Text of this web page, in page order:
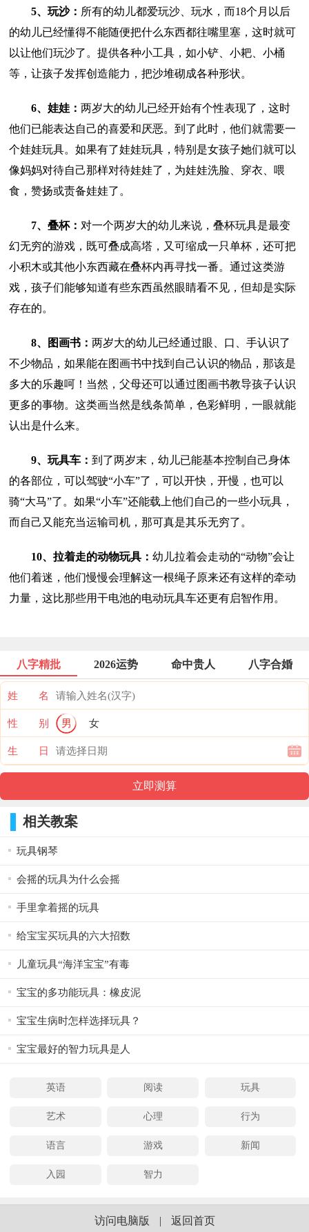
5、玩沙： 所有的幼儿都爱玩沙、玩水，而18个月以后
的幼儿已经懂得不能随便把什么东西都往嘴里塞，这时就可
以让他们玩沙了。提供各种小工具，如小铲、小耙、小桶
等，让孩子发挥创造能力，把沙堆砌成各种形状。
6、娃娃： 两岁大的幼儿已经开始有个性表现了，这时
他们已能表达自己的喜爱和厌恶。到了此时，他们就需要一
个娃娃玩具。如果有了娃娃玩具，特别是女孩子她们就可以
像妈妈对待自己那样对待娃娃了，为娃娃洗脸、穿衣、喂
食，赞扬或责备娃娃了。
7、叠杯： 对一个两岁大的幼儿来说，叠杯玩具是最变
幻无穷的游戏，既可叠成高塔，又可缩成一只单杯，还可把
小积木或其他小东西藏在叠杯内再寻找一番。通过这类游
戏，孩子们能够知道有些东西虽然眼睛看不见，但却是实际
存在的。
8、图画书： 两岁大的幼儿已经通过眼、口、手认识了
不少物品，如果能在图画书中找到自己认识的物品，那该是
多大的乐趣呵！当然，父母还可以通过图画书教导孩子认识
更多的事物。这类画当然是线条简单，色彩鲜明，一眼就能
认出是什么来。
9、玩具车： 到了两岁末，幼儿已能基本控制自己身体
的各部位，可以驾驶“小车”了，可以开快，开慢，也可以
骑“大马”了。如果“小车”还能载上他们自己的一些小玩具，
而自己又能充当运输司机，那可真是其乐无穷了。
10、拉着走的动物玩具： 幼儿拉着会走动的“动物”会让
他们着迷，他们慢慢会理解这一根绳子原来还有这样的牵动
力量，这比那些用干电池的电动玩具车还更有启智作用。
八字精批 2026运势 命中贵人 八字合婚
姓 名
性 别 男 女
生 日
相关教案
玩具钢琴
会摇的玩具为什么会摇
手里拿着摇的玩具
给宝宝买玩具的六大招数
儿童玩具“海洋宝宝”有毒
宝宝的多功能玩具：橡皮泥
宝宝生病时怎样选择玩具？
宝宝最好的智力玩具是人
英语 阅读 玩具
艺术 心理 行为
语言 游戏 新闻
入园 智力
访问电脑版 | 返回首页